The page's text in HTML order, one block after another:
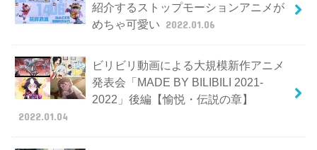
紹介するストップモーションアニメが
めちゃ可愛い 2022.01.06
ビリビリ動画による大規模新作アニメ
発表会「MADE BY BILIBILI 2021-
2022」後編【愉悦・伝説の章】
2022.01.04